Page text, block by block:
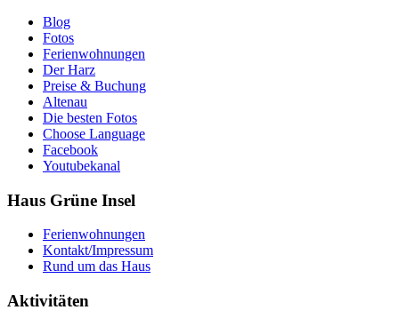
Blog
Fotos
Ferienwohnungen
Der Harz
Preise & Buchung
Altenau
Die besten Fotos
Choose Language
Facebook
Youtubekanal
Haus Grüne Insel
Ferienwohnungen
Kontakt/Impressum
Rund um das Haus
Aktivitäten